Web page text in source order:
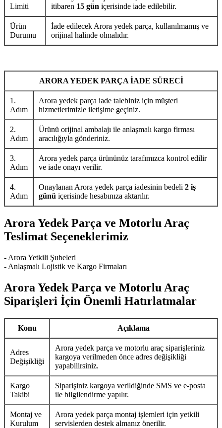
Limiti
itibaren 15 gün içerisinde iade edilebilir.
Ürün
Durumu
İade edilecek Arora yedek parça, kullanılmamış ve
orijinal halinde olmalıdır.
ARORA YEDEK PARÇA İADE SÜRECİ
1.
Adım
Arora yedek parça iade talebiniz için müşteri
hizmetlerimizle iletişime geçiniz.
2.
Adım
Ürünü orijinal ambalajı ile anlaşmalı kargo firması
aracılığıyla gönderiniz.
3.
Adım
Arora yedek parça ürününüz tarafımızca kontrol edilir
ve iade onayı verilir.
4.
Adım
Onaylanan Arora yedek parça iadesinin bedeli 2 iş
günü içerisinde hesabınıza aktarılır.
Arora Yedek Parça ve Motorlu Araç
Teslimat Seçeneklerimiz
- Arora Yetkili Şubeleri
- Anlaşmalı Lojistik ve Kargo Firmaları
Arora Yedek Parça ve Motorlu Araç
Siparişleri İçin Önemli Hatırlatmalar
Konu Açıklama
Adres
Değişikliği
Arora yedek parça ve motorlu araç siparişleriniz
kargoya verilmeden önce adres değişikliği
yapabilirsiniz.
Kargo
Takibi
Siparişiniz kargoya verildiğinde SMS ve e-posta
ile bilgilendirme yapılır.
Montaj ve
Kurulum
Arora yedek parça montaj işlemleri için yetkili
servislerden destek almanız önerilir.